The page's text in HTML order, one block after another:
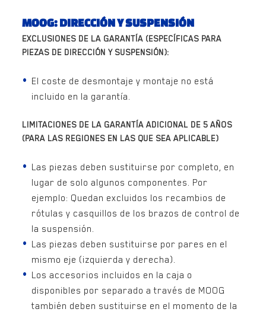
MOOG: DIRECCIÓN Y SUSPENSIÓN
EXCLUSIONES DE LA GARANTÍA (ESPECÍFICAS PARA
PIEZAS DE DIRECCIÓN Y SUSPENSIÓN):
El coste de desmontaje y montaje no está
incluido en la garantía.
LIMITACIONES DE LA GARANTÍA ADICIONAL DE 5 AÑOS
(PARA LAS REGIONES EN LAS QUE SEA APLICABLE)
Las piezas deben sustituirse por completo, en
lugar de solo algunos componentes. Por
ejemplo: Quedan excluidos los recambios de
rótulas y casquillos de los brazos de control de
la suspensión.
Las piezas deben sustituirse por pares en el
mismo eje (izquierda y derecha).
Los accesorios incluidos en la caja o
disponibles por separado a través de MOOG
también deben sustituirse en el momento de la